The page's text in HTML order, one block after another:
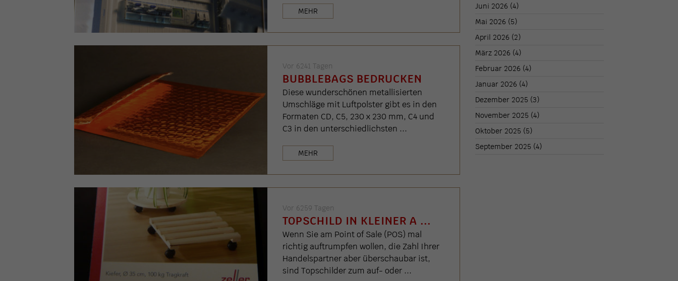
MEHR
Vor 6241 Tagen
BUBBLEBAGS BEDRUCKEN
Diese wunderschönen metallisierten
Umschläge mit Luftpolster gibt es in den
Formaten CD, C5, 230 x 230 mm, C4 und
C3 in den unterschiedlichsten ...
MEHR
Vor 6259 Tagen
TOPSCHILD IN KLEINER A ...
Wenn Sie am Point of Sale (POS) mal
richtig auftrumpfen wollen, die Zahl Ihrer
Handelspartner aber überschaubar ist,
sind Topschilder zum auf- oder ...
Juni 2026 (4)
Mai 2026 (5)
April 2026 (2)
März 2026 (4)
Februar 2026 (4)
Januar 2026 (4)
Dezember 2025 (3)
November 2025 (4)
Oktober 2025 (5)
September 2025 (4)